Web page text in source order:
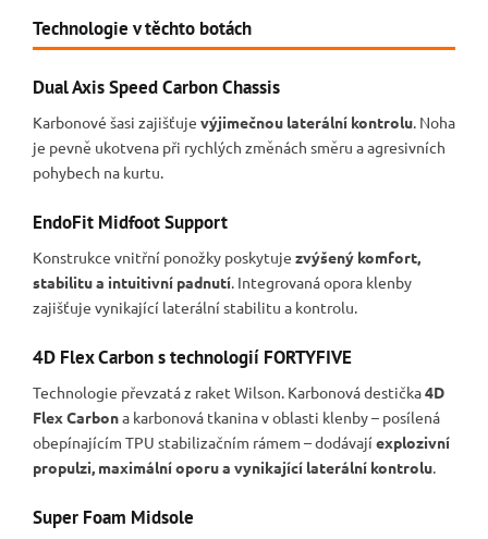
Technologie v těchto botách
Dual Axis Speed Carbon Chassis
Karbonové šasi zajišťuje výjimečnou laterální kontrolu. Noha
je pevně ukotvena při rychlých změnách směru a agresivních
pohybech na kurtu.
EndoFit Midfoot Support
Konstrukce vnitřní ponožky poskytuje zvýšený komfort,
stabilitu a intuitivní padnutí. Integrovaná opora klenby
zajišťuje vynikající laterální stabilitu a kontrolu.
4D Flex Carbon s technologií FORTYFIVE
Technologie převzatá z raket Wilson. Karbonová destička4D
Flex Carbona karbonová tkanina v oblasti klenby – posílená
obepínajícím TPU stabilizačním rámem – dodávajíexplozivní
propulzi, maximální oporu a vynikající laterální kontrolu.
Super Foam Midsole